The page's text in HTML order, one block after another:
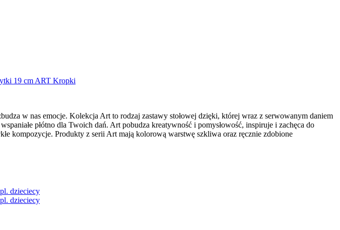
w nas emocje. Kolekcja Art to rodzaj zastawy stołowej dzięki, której wraz z serwowanym daniem
płótno dla Twoich dań. Art pobudza kreatywność i pomysłowość, inspiruje i zachęca do
kompozycje. Produkty z serii Art mają kolorową warstwę szkliwa oraz ręcznie zdobione